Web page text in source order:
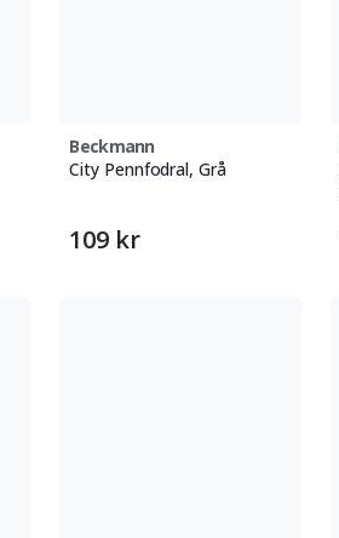
Beckmann
City Pennfodral, Grå
109 kr